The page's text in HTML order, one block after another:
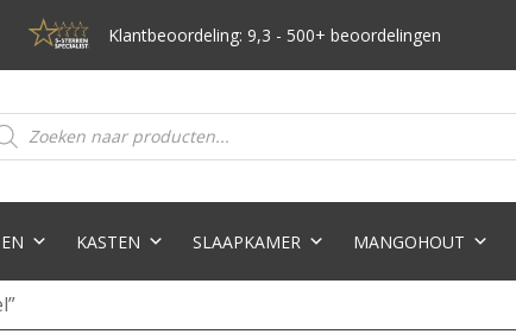
Klantbeoordeling: 9,3 - 500+ beoordelingen
KASTEN SLAAPKAMER MANGOHOUT